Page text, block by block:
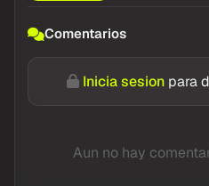
Comentarios
Inicia sesion para
Aun no hay